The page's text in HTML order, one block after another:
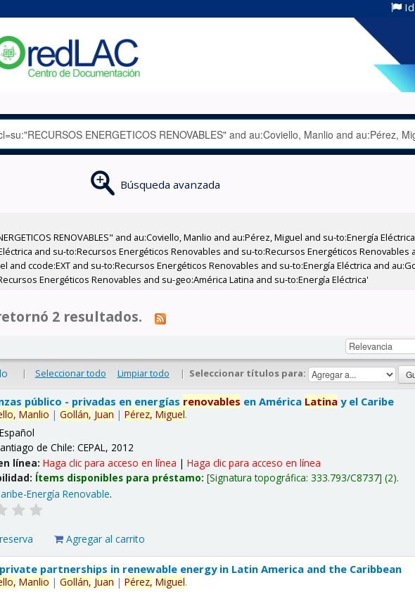
Búsqueda avanzada
RENOVABLES" and au:Coviello, Manlio and au:Pérez, Miguel and su-to:Energía
and su-to:Recursos Energéticos Renovables and su-to:Recursos Energéticos Renovables
and ccode:EXT and su-to:Recursos Energéticos Renovables and su-to:Energía Eléctrica and
Energéticos Renovables and su-geo:América Latina and su-to:Energía Eléctrica'
2 resultados.
| Seleccionar todo Limpiar todo | Seleccionar títulos para:
público - privadas en energías renovables en América Latina y el Caribe
Manlio |Gollán, Juan |Pérez, Miguel.
Español
de Chile: CEPAL, 2012
línea:Haga clic para acceso en línea |Haga clic para acceso en línea
Ítems disponibles para préstamo: Signatura topográfica:333.793/C8737 (2).
Energía Renovable.
Agregar al carrito
partnerships in renewable energy in Latin America and the Caribbean
Manlio |Gollán, Juan |Pérez, Miguel.